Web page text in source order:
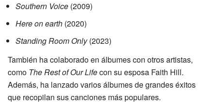
Southern Voice (2009)
Here on earth (2020)
Standing Room Only(2023)
También ha colaborado en álbumes con otros artistas,
como The Rest of Our Lifecon su esposa Faith Hill.
Además, ha lanzado varios álbumes de grandes éxitos
que recopilan sus canciones más populares.